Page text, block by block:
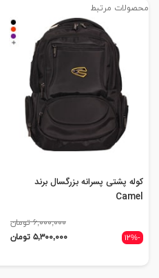
محصولات مرتبط
کوله پشتی پسرانه بزرگسال برند
Camel
-۱۲%
۶,۰۰۰,۰۰۰ تومان
۵,۳۰۰,۰۰۰ تومان